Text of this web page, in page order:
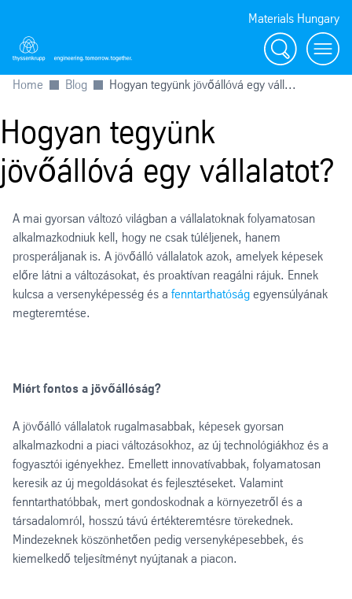
Materials Hungary
Search
Home Blog Hogyan tegyünk jövőállóvá egy váll...
Hogyan tegyünk
jövőállóvá egy vállalatot?
A mai gyorsan változó világban a vállalatoknak folyamatosan
alkalmazkodniuk kell, hogy ne csak túléljenek, hanem
prosperáljanak is. A jövőálló vállalatok azok, amelyek képesek
előre látni a változásokat, és proaktívan reagálni rájuk. Ennek
kulcsa a versenyképesség és a fenntarthatóság egyensúlyának
megteremtése.
Miért fontos a jövőállóság?
A jövőálló vállalatok rugalmasabbak, képesek gyorsan
alkalmazkodni a piaci változásokhoz, az új technológiákhoz és a
fogyasztói igényekhez. Emellett innovatívabbak, folyamatosan
keresik az új megoldásokat és fejlesztéseket. Valamint
fenntarthatóbbak, mert gondoskodnak a környezetről és a
társadalomról, hosszú távú értékteremtésre törekednek.
Mindezeknek köszönhetően pedig versenyképesebbek, és
kiemelkedő teljesítményt nyújtanak a piacon.